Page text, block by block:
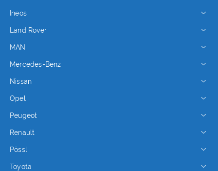
Ineos
Land Rover
MAN
Mercedes-Benz
Nissan
Opel
Peugeot
Renault
Pössl
Toyota